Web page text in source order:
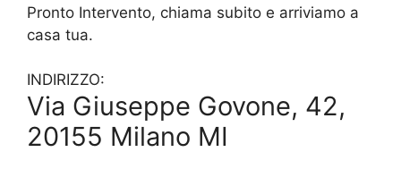
Pronto Intervento, chiama subito e arriviamo a
casa tua.
INDIRIZZO:
Via Giuseppe Govone, 42,
20155 Milano MI